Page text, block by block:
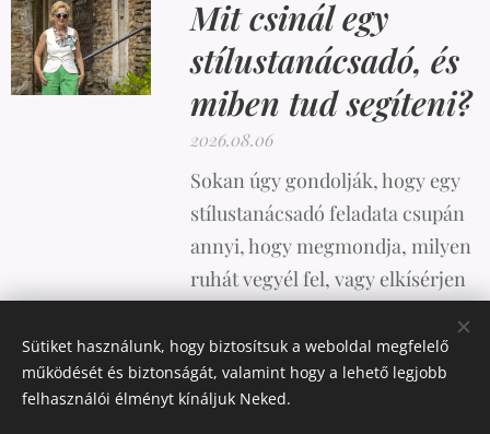
Mit csinál egy
stílustanácsadó, és
miben tud segíteni?
2026.08.06
Sokan úgy gondolják, hogy egy
stílustanácsadó feladata csupán
annyi, hogy megmondja, milyen
ruhát vegyél fel, vagy elkísérjen
ennél sokkal összetettebb.
Sütiket használunk, hogy biztosítsuk a weboldal megfelelő
működését és biztonságát, valamint hogy a lehető legjobb
felhasználói élményt kínáljuk Neked.